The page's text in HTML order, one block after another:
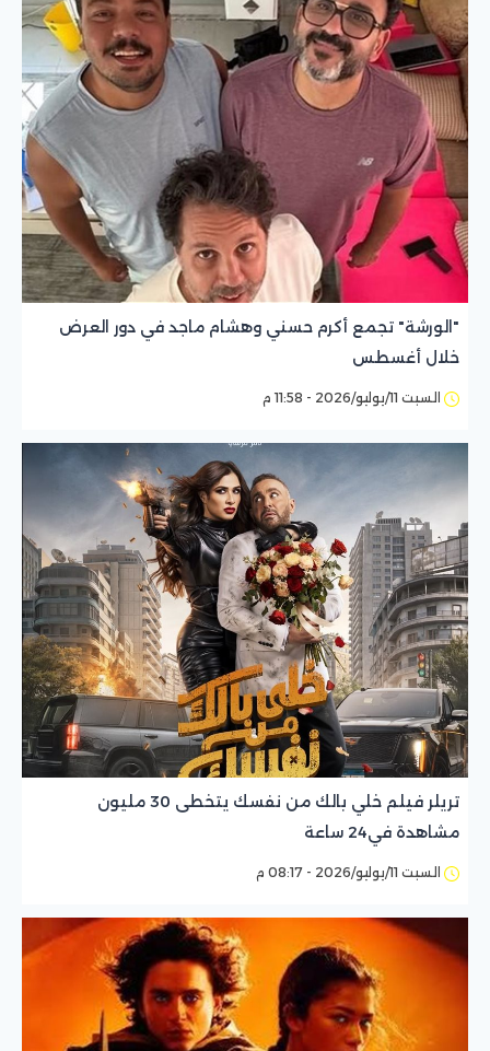
"الورشة" تجمع أكرم حسني وهشام ماجد في دور العرض
خلال أغسطس
السبت 11/يوليو/2026 - 11:58 م
تريلر فيلم خلي بالك من نفسك يتخطى 30 مليون
مشاهدة في24 ساعة
السبت 11/يوليو/2026 - 08:17 م